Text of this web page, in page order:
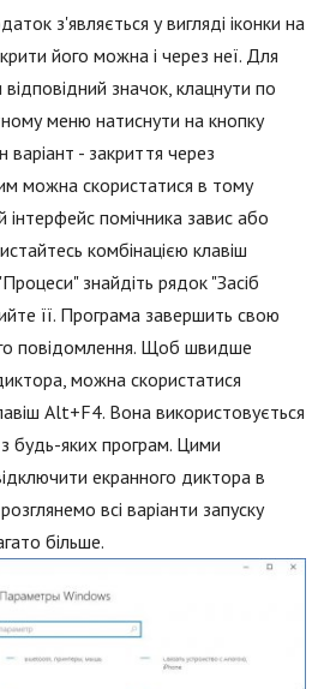
з'являється у вигляді іконки на
його можна і через неї. Для
значок, клацнути по
меню натиснути на кнопку
- закриття через
можна скористатися в тому
інтерфейс помічника завис або
комбінацією клавіш
знайдіть рядок "Засіб
її. Програма завершить свою
повідомлення. Щоб швидше
можна скористатися
Alt+F4. Вона використовується
будь-яких програм. Цими
екранного диктора в
всі варіанти запуску
більше.